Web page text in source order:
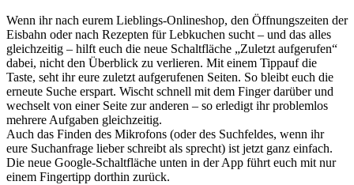
Wenn ihr nach eurem Lieblings-Onlineshop, den Öffnungszeiten der
Eisbahn oder nach Rezepten für Lebkuchen sucht – und das alles
gleichzeitig – hilft euch die neue Schaltfläche „Zuletzt aufgerufen“
dabei, nicht den Überblick zu verlieren. Mit einem Tippauf die
Taste, seht ihr eure zuletzt aufgerufenen Seiten. So bleibt euch die
erneute Suche erspart. Wischt schnell mit dem Finger darüber und
wechselt von einer Seite zur anderen – so erledigt ihr problemlos
mehrere Aufgaben gleichzeitig.
Auch das Finden des Mikrofons (oder des Suchfeldes, wenn ihr
eure Suchanfrage lieber schreibt als sprecht) ist jetzt ganz einfach.
Die neue Google-Schaltfläche unten in der App führt euch mit nur
einem Fingertipp dorthin zurück.